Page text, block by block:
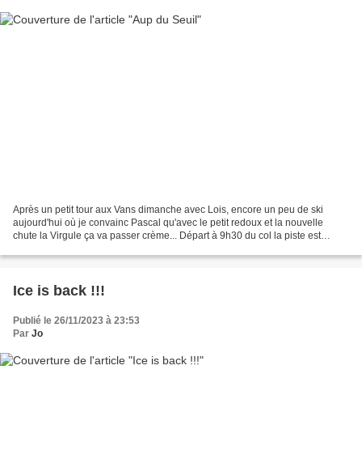
Après un petit tour aux Vans dimanche avec Lois, encore un peu de ski
aujourd'hui où je convainc Pascal qu'avec le petit redoux et la nouvelle
chute la Virgule ça va passer crème... Départ à 9h30 du col la piste est
Ice is back !!!
Publié le 26/11/2023 à 23:53
Par Jo